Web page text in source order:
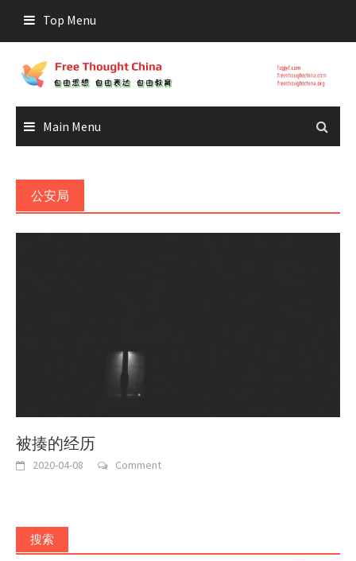
content
Top Menu
Main Menu
公安局
被揍的经历
2020-04-08 Comment
搜索